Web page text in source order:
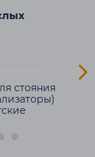
стояния